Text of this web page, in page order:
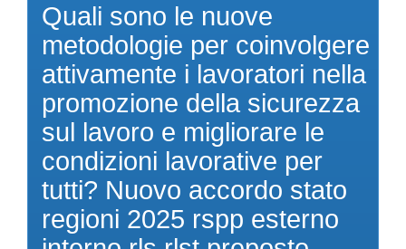
Quali sono le nuove
metodologie per coinvolgere
attivamente i lavoratori nella
promozione della sicurezza
sul lavoro e migliorare le
condizioni lavorative per
tutti? Nuovo accordo stato
regioni 2025 rspp esterno